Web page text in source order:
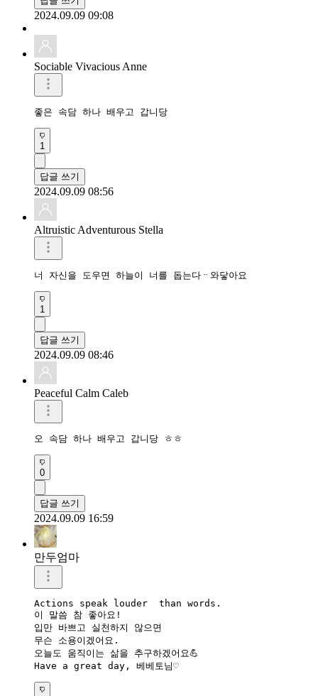
2024.09.09 09:08
Sociable Vivacious Anne
좋은 속담 하나 배우고 갑니당
1
답글 쓰기
2024.09.09 08:56
Altruistic Adventurous Stella
너 자신을 도우면 하늘이 너를 돕는다ᆢ와닿아요
1
답글 쓰기
2024.09.09 08:46
Peaceful Calm Caleb
오 속담 하나 배우고 갑니당 ㅎㅎ
0
답글 쓰기
2024.09.09 16:59
만두엄마
Actions speak louder  than words.
이 말씀 참 좋아요!
입만 바쁘고 실천하지 않으면
무슨 소용이겠어요.
오늘도 움직이는 삶을 추구하겠어요💪